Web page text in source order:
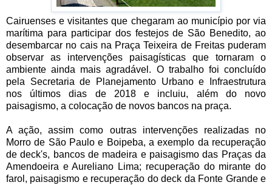
Cairuenses e visitantes que chegaram ao município por via
marítima para participar dos festejos de São Benedito, ao
desembarcar no cais na Praça Teixeira de Freitas puderam
observar as intervenções paisagísticas que tornaram o
ambiente ainda mais agradável. O trabalho foi concluído
pela Secretaria de Planejamento Urbano e Infraestrutura
nos últimos dias de 2018 e incluiu, além do novo
paisagismo, a colocação de novos bancos na praça.
A ação, assim como outras intervenções realizadas no
Morro de São Paulo e Boipeba, a exemplo da recuperação
de deck's, bancos de madeira e paisagismo das Praças da
Amendoeira e Aureliano Lima; recuperação do mirante do
farol, paisagismo e recuperação do deck da Fonte Grande e